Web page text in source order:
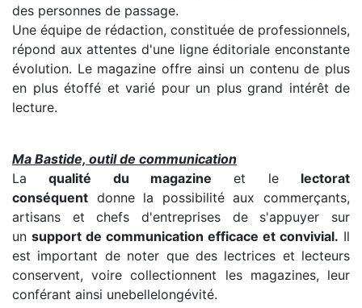
des personnes de passage.
Une équipe de rédaction, constituée de professionnels,
répond aux attentes d'une ligne éditoriale enconstante
évolution. Le magazine offre ainsi un contenu de plus
en plus étoffé et varié pour un plus grand intérêt de
lecture.
Ma Bastide, outil de communication
Laqualité du magazine et le lectorat
conséquent donne la possibilité aux commerçants,
artisans et chefs d'entreprises de s'appuyer sur
un support de communication efficace et convivial. Il
est important de noter que des lectrices et lecteurs
conservent, voire collectionnent les magazines, leur
conférant ainsi unebellelongévité.